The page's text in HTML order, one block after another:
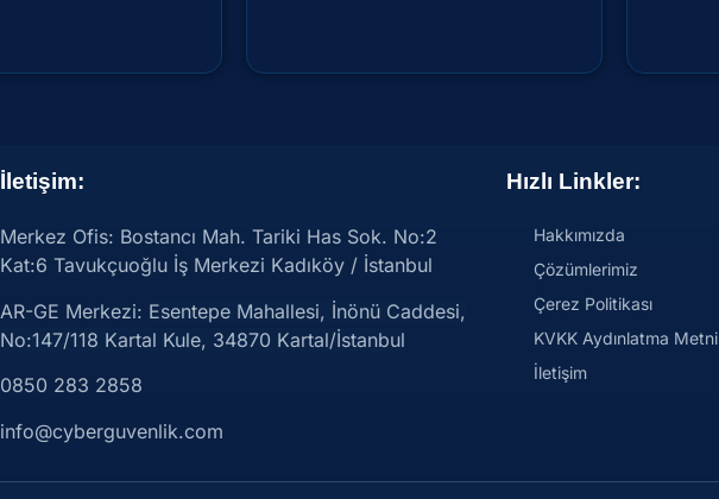
İletişim:
Merkez Ofis: Bostancı Mah. Tariki Has Sok. No:2
Kat:6 Tavukçuoğlu İş Merkezi Kadıköy / İstanbul
AR-GE Merkezi: Esentepe Mahallesi, İnönü Caddesi,
No:147/118 Kartal Kule, 34870 Kartal/İstanbul
0850 283 2858
info@cyberguvenlik.com
Hızlı Linkler:
Hakkımızda
Çözümlerimiz
Çerez Politikası
KVKK Aydınlatma Metni
İletişim